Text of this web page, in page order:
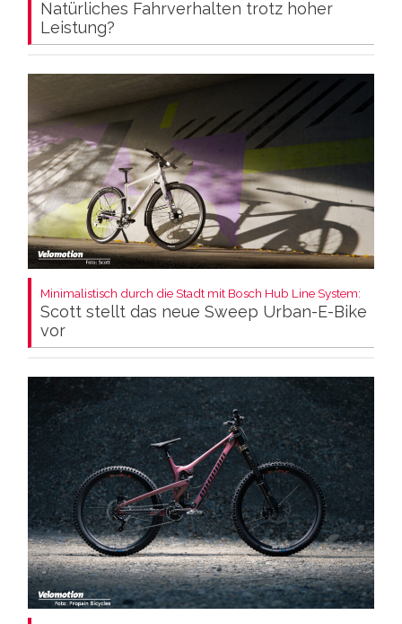
Natürliches Fahrverhalten trotz hoher
Leistung?
Minimalistisch durch die Stadt mit Bosch Hub Line System:
Scott stellt das neue Sweep Urban-E-Bike
vor